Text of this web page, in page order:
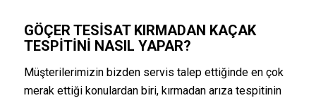
GÖÇER TESISATKIRMADAN KAÇAK
TESPITINI NASIL YAPAR?
Müşterilerimizin bizden servis talep ettiğinde en çok
merak ettiği konulardan biri, kırmadan arıza tespitinin